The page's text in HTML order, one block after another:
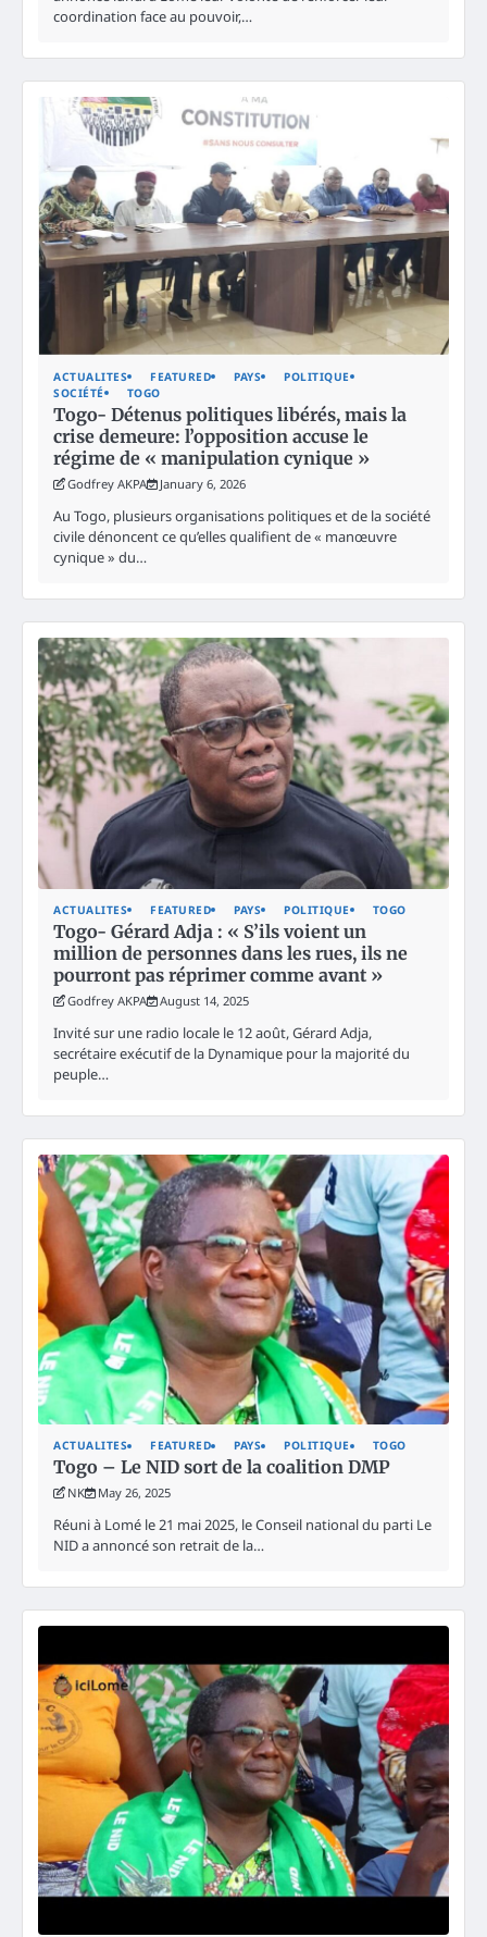
coordination face au pouvoir,…
ACTUALITES FEATURED PAYS
POLITIQUE
SOCIÉTÉ
TOGO
Togo- Détenus politiques libérés, mais la
crise demeure: l’opposition accuse le
régime de « manipulation cynique »
Godfrey AKPA January 6, 2026
Au Togo, plusieurs organisations politiques et de la société
civile dénoncent ce qu’elles qualifient de « manœuvre
cynique » du…
ACTUALITES FEATURED PAYS POLITIQUE TOGO
Togo- Gérard Adja : « S’ils voient un
million de personnes dans les rues, ils ne
pourront pas réprimer comme avant »
Godfrey AKPA August 14, 2025
Invité sur une radio locale le 12 août, Gérard Adja,
secrétaire exécutif de la Dynamique pour la majorité du
peuple…
ACTUALITES FEATURED PAYS POLITIQUE TOGO
Togo – Le NID sort de la coalition DMP
NK May 26, 2025
Réuni à Lomé le 21 mai 2025, le Conseil national du parti Le
NID a annoncé son retrait de la…